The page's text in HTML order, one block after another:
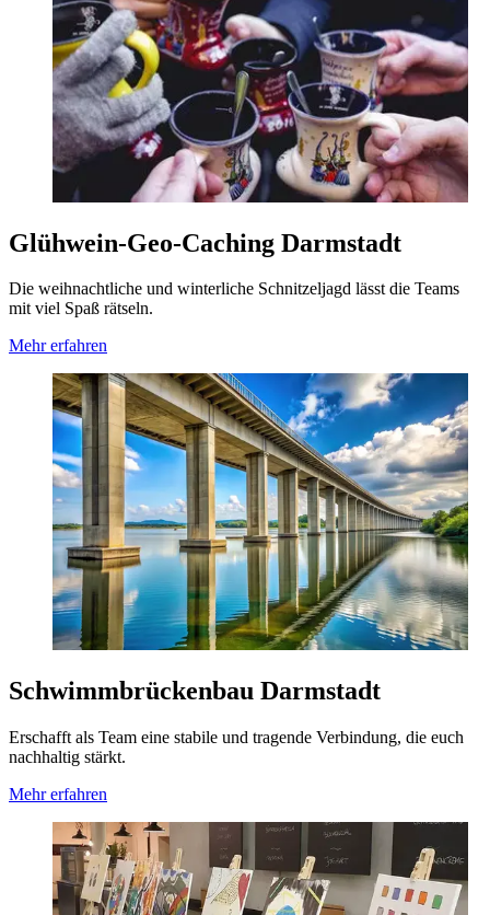
Glühwein-Geo-Caching Darmstadt
Die weihnachtliche und winterliche Schnitzeljagd lässt die Teams
mit viel Spaß rätseln.
Mehr erfahren
Schwimmbrückenbau Darmstadt
Erschafft als Team eine stabile und tragende Verbindung, die euch
nachhaltig stärkt.
Mehr erfahren